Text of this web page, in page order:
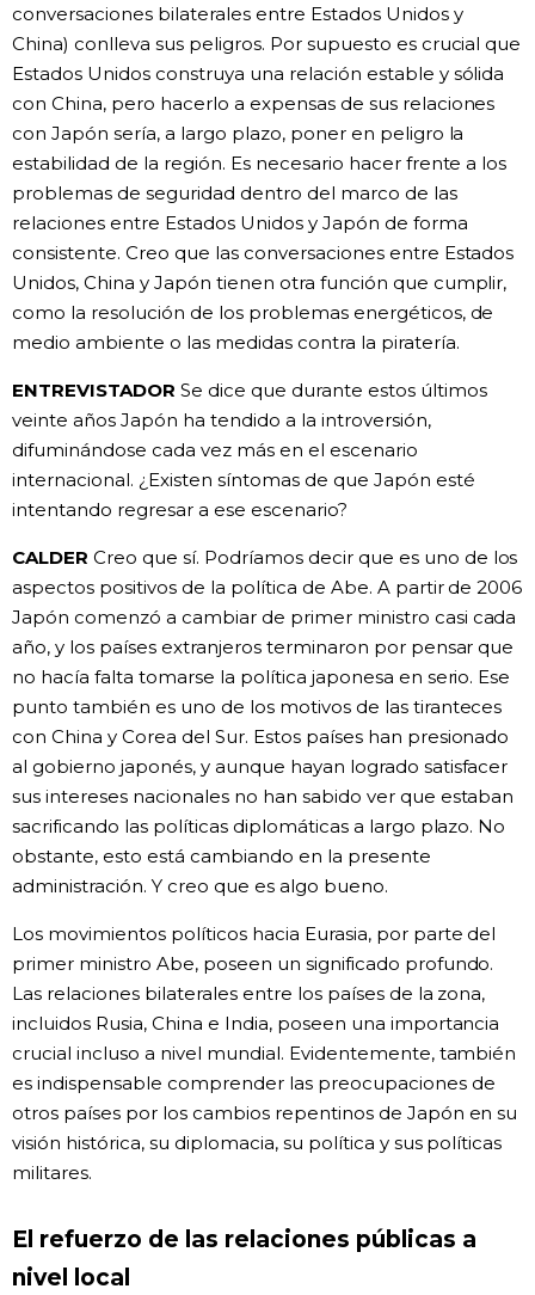
conversaciones bilaterales entre Estados Unidos y
China) conlleva sus peligros. Por supuesto es crucial que
Estados Unidos construya una relación estable y sólida
con China, pero hacerlo a expensas de sus relaciones
con Japón sería, a largo plazo, poner en peligro la
estabilidad de la región. Es necesario hacer frente a los
problemas de seguridad dentro del marco de las
relaciones entre Estados Unidos y Japón de forma
consistente. Creo que las conversaciones entre Estados
Unidos, China y Japón tienen otra función que cumplir,
como la resolución de los problemas energéticos, de
medio ambiente o las medidas contra la piratería.
ENTREVISTADOR Se dice que durante estos últimos
veinte años Japón ha tendido a la introversión,
difuminándose cada vez más en el escenario
internacional. ¿Existen síntomas de que Japón esté
intentando regresar a ese escenario?
CALDER Creo que sí. Podríamos decir que es uno de los
aspectos positivos de la política de Abe. A partir de 2006
Japón comenzó a cambiar de primer ministro casi cada
año, y los países extranjeros terminaron por pensar que
no hacía falta tomarse la política japonesa en serio. Ese
punto también es uno de los motivos de las tiranteces
con China y Corea del Sur. Estos países han presionado
al gobierno japonés, y aunque hayan logrado satisfacer
sus intereses nacionales no han sabido ver que estaban
sacrificando las políticas diplomáticas a largo plazo. No
obstante, esto está cambiando en la presente
administración. Y creo que es algo bueno.
Los movimientos políticos hacia Eurasia, por parte del
primer ministro Abe, poseen un significado profundo.
Las relaciones bilaterales entre los países de la zona,
incluidos Rusia, China e India, poseen una importancia
crucial incluso a nivel mundial. Evidentemente, también
es indispensable comprender las preocupaciones de
otros países por los cambios repentinos de Japón en su
visión histórica, su diplomacia, su política y sus políticas
militares.
El refuerzo de las relaciones públicas a
nivel local